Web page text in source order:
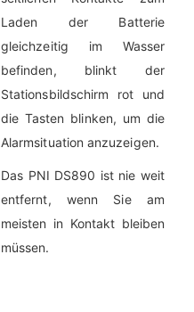
Laden der Batterie
gleichzeitig im Wasser
befinden, blinkt der
Stationsbildschirm rot und
die Tasten blinken, um die
Alarmsituation anzuzeigen.
Das PNI DS890 ist nie weit
entfernt, wenn Sie am
meisten in Kontakt bleiben
müssen.